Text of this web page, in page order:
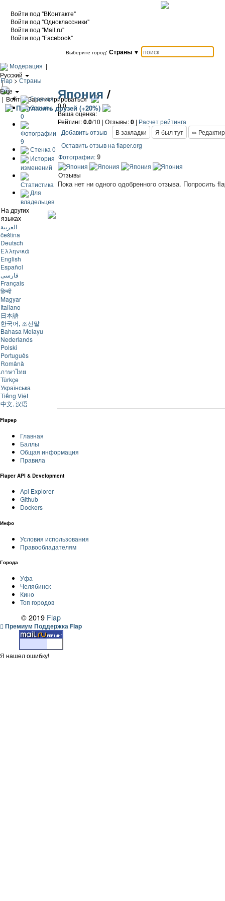
Войти под "ВКонтакте"
Войти под "Одноклассники"
Войти под "Mail.ru"
Войти под "Facebook"
Выберите город: Страны ▼
Модерация |
Русский
|
Еще
| Войти / Зарегистрироваться
Пригласить друзей (+20%)
Flap>Страны
Главная
Отзывы
0
Фотографии
9
Стенка 0
История
изменений
Статистика
Для
владельцев
На других
языках
العربية
čeština
Deutsch
Ελληνικά
English
Español
فارسی
Français
हिन्दी
Magyar
Italiano
日本語
한국어, 조선말
Bahasa Melayu
Nederlands
Polski
Português
Română
ภาษาไทย
Türkçe
Українська
Tiếng Việt
中文, 汉语
Япония /
0.0
Ваша оценка:
Рейтинг:0.0/10 | Отзывы:0 | Расчет рейтинга
Добавить отзыв
В закладки Я был тут
Оставить отзыв на flaper.org
Фотографии:9
Отзывы
Пока нет ни одного одобренного отзыва. Попросить
Flapер
Главная
Баллы
Общая информация
Правила
Flaper API & Development
Api Explorer
Github
Dockers
Инфо
Условия использования
Правообладателям
Города
Уфа
Челябинск
Кино
Топ городов
© 2019 Flap
Премиум Поддержка Flap
Я нашел ошибку!